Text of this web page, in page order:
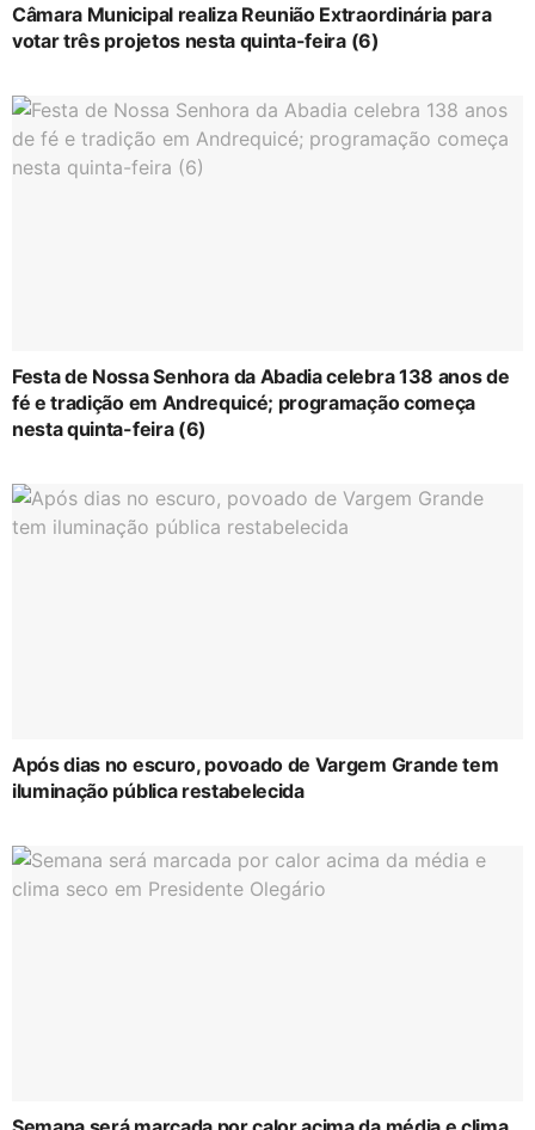
Câmara Municipal realiza Reunião Extraordinária para
votar três projetos nesta quinta-feira (6)
Festa de Nossa Senhora da Abadia celebra 138 anos de
fé e tradição em Andrequicé; programação começa
nesta quinta-feira (6)
Após dias no escuro, povoado de Vargem Grande tem
iluminação pública restabelecida